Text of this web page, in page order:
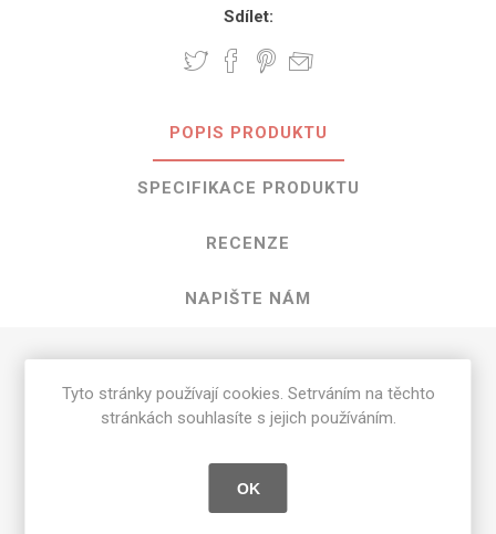
Sdílet:
POPIS PRODUKTU
SPECIFIKACE PRODUKTU
RECENZE
NAPIŠTE NÁM
mm x 1300 mm
uvedeny v tabulce
Matte 58 [MAT]
Tyto stránky používají cookies. Setrváním na těchto
stránkách souhlasíte s jejich používáním.
OK